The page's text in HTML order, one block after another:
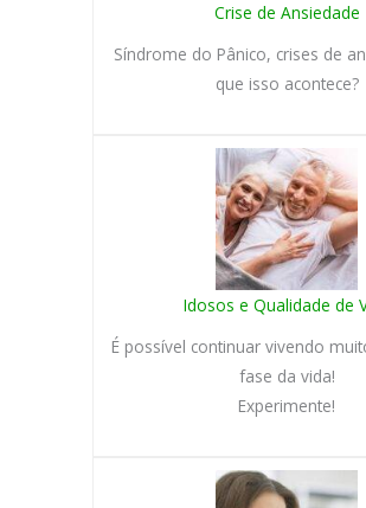
Crise de Ansiedade
Síndrome do Pânico, crises de
que isso acontece?
Idosos e Qualidade de
É possível continuar vivendo
fase da vida!
Experimente!